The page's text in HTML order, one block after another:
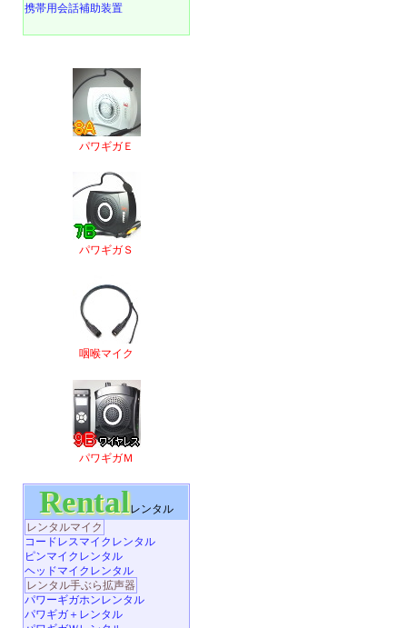
携帯用会話補助装置
パワギガＥ
パワギガＳ
咽喉マイク
パワギガＭ
Rentalレンタル
レンタルマイク
コードレスマイクレンタル
ピンマイクレンタル
ヘッドマイクレンタル
レンタル手ぶら拡声器
パワーギガホンレンタル
パワギガ＋レンタル